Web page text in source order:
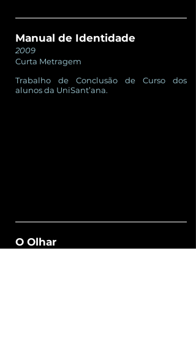
Manual de Identidade
2009
Curta Metragem
Trabalho de Conclusão de Curso dos
alunos da UniSant’ana.
O Olhar